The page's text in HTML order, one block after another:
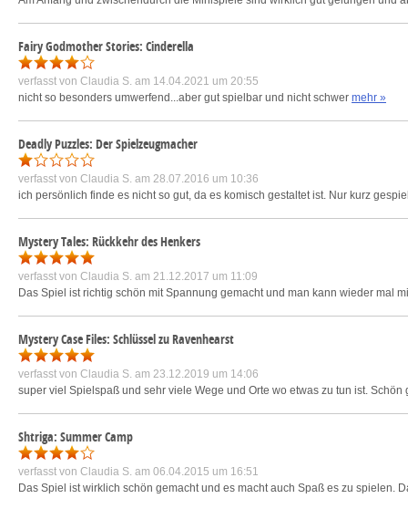
Fairy Godmother Stories: Cinderella
verfasst von Claudia S. am 14.04.2021 um 20:55
nicht so besonders umwerfend...aber gut spielbar und nicht schwer mehr »
Deadly Puzzles: Der Spielzeugmacher
verfasst von Claudia S. am 28.07.2016 um 10:36
ich persönlich finde es nicht so gut, da es komisch gestaltet ist. Nur kurz
Mystery Tales: Rückkehr des Henkers
verfasst von Claudia S. am 21.12.2017 um 11:09
Das Spiel ist richtig schön mit Spannung gemacht und man kann wieder mal
Mystery Case Files: Schlüssel zu Ravenhearst
verfasst von Claudia S. am 23.12.2019 um 14:06
super viel Spielspaß und sehr viele Wege und Orte wo etwas zu tun ist.
Shtriga: Summer Camp
verfasst von Claudia S. am 06.04.2015 um 16:51
Das Spiel ist wirklich schön gemacht und es macht auch Spaß es zu